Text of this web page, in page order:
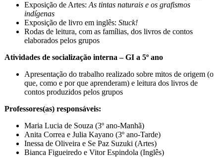
Exposição de Artes: As tintas naturais e os grafismos
indígenas
Exposição de livro em inglês: Stuck!
Rodas de leitura, com as famílias, dos livros de contos
elaborados pelos grupos
Atividades de socialização interna – GI a 5º ano
Apresentação do trabalho realizado sobre mitos de origem (o
que, como e por que aprenderam) e leitura dos livros de
contos produzidos pelos grupos
Professores(as) responsáveis:
Maria Lucia de Souza (3º ano-Manhã)
Anita Correa e Julia Kayano (3º ano-Tarde)
Inessa de Oliveira e Se Paz Suzuki (Artes)
Bianca Figueiredo e Vitor Espindola (Inglês)